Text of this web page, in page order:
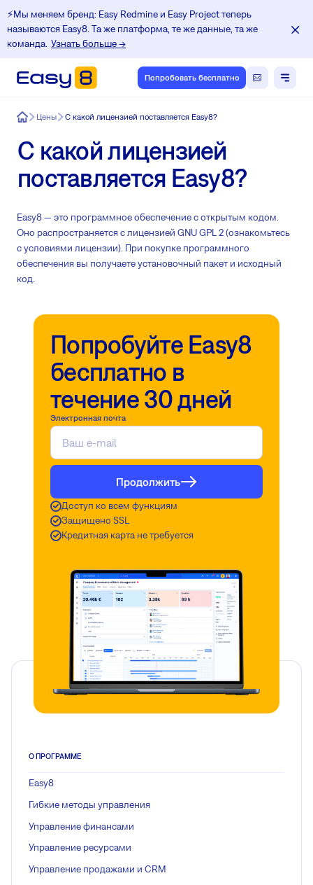
⚡️Мы меняем бренд: Easy Redmine и Easy Project теперь
называются Easy8. Та же платформа, те же данные, та же
команда. Узнать больше →
Попробовать бесплатно
Easy8Цены С какой лицензией поставляется Easy8?
С какой лицензией
поставляется Easy8?
Easy8 — это программное обеспечение с открытым кодом.
Оно распространяется с лицензией GNU GPL 2 (ознакомьтесь
с условиями лицензии). При покупке программного
обеспечения вы получаете установочный пакет и исходный
код.
Попробуйте Easy8
бесплатно в
течение 30 дней
Электронная почта
Продолжить
Доступ ко всем функциям
Защищено SSL
Кредитная карта не требуется
О ПРОГРАММЕ
Easy8
Гибкие методы управления
Управление финансами
Управление ресурсами
Управление продажами и CRM